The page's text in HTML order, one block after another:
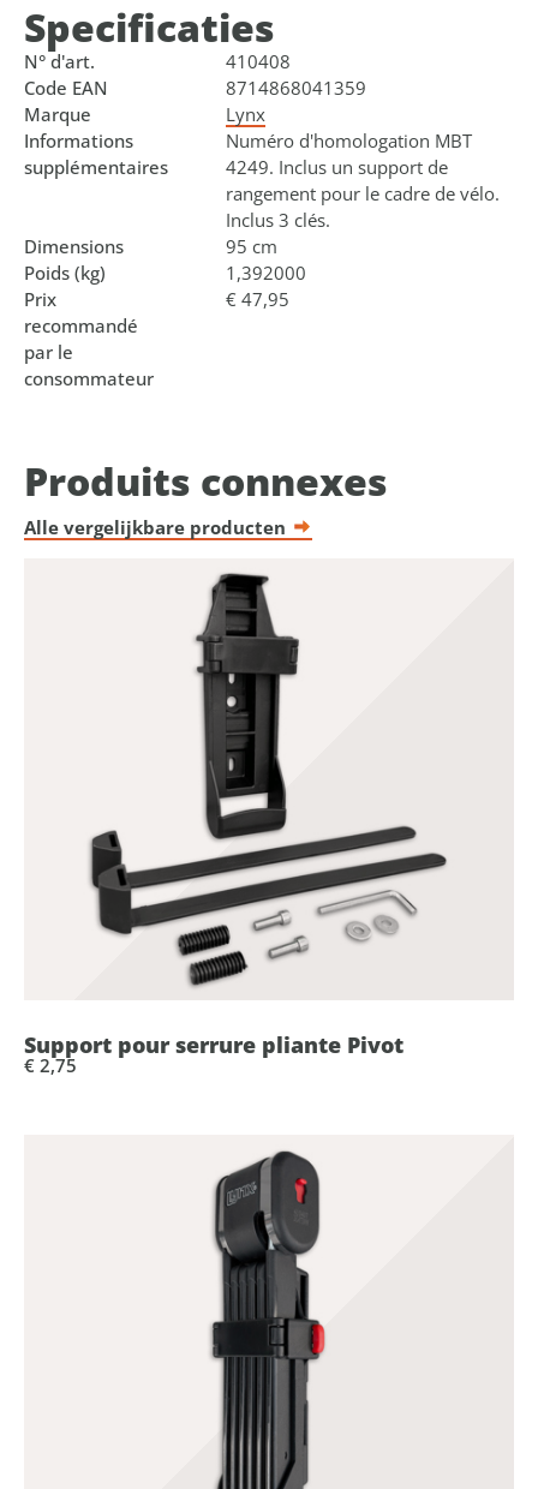
Specificaties
N° d'art.
410408
Code EAN
8714868041359
Marque
Lynx
Informations
supplémentaires
Numéro d'homologation MBT
4249. Inclus un support de
rangement pour le cadre de vélo.
Inclus 3 clés.
Dimensions
95 cm
Poids (kg)
1,392000
Prix
recommandé
par le
consommateur
€ 47,95
Produits connexes
Alle vergelijkbare producten
Support pour serrure pliante Pivot
€ 2,75